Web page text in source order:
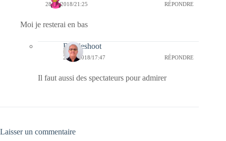
28/03/2018/21:25 RÉPONDRE
Moi je resterai en bas
Bernieshoot
29/03/2018/17:47 RÉPONDRE
Il faut aussi des spectateurs pour admirer
Laisser un commentaire